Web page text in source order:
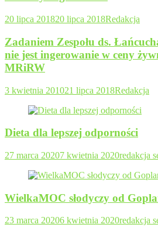
20 lipca 201820 lipca 2018Redakcja
Zadaniem Zespołu ds.
nie jest ingerowanie w ceny
MRiRW
3 kwietnia 201021 lipca 2018Redakcja
Dieta dla lepszej odporności
27 marca 20207 kwietnia 2020redakcja
WielkaMOC słodyczy od
23 marca 20206 kwietnia 2020redakcja